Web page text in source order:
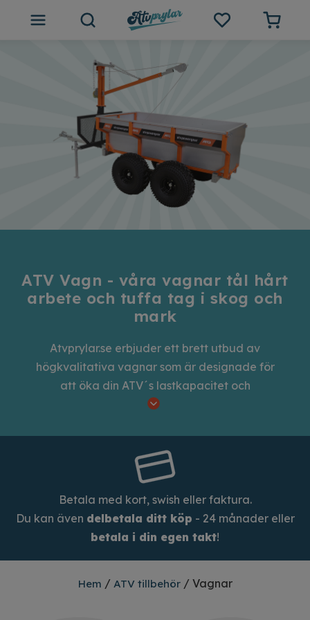
ATV tillbehör
Tips och inspiration
ATV Vagn - våra vagnar tål hårt
arbete och tuffa tag i skog och
mark
Atvprylar.se erbjuder ett brett utbud av
högkvalitativa vagnar som är designade för
att öka din ATV´s lastkapacitet och
mångsidighet. Våra ATV-vagnar är tillverkade
arbetsförhållandena. Med våra ATV-vagnar
kan du enkelt transportera utrustning, verktyg,
material och andra föremål över alla typer av
terräng. Vagnarna är eller kan utrustas med
APG´s innovativa redskapssystem. Du kan med
krattor. DU kan bygga ut efter behov och
Betala med kort, swish eller faktura.
Du kan även delbetala ditt köp - 24 månader eller
betala i din egen takt!
Hem / ATV tillbehör/ Vagnar